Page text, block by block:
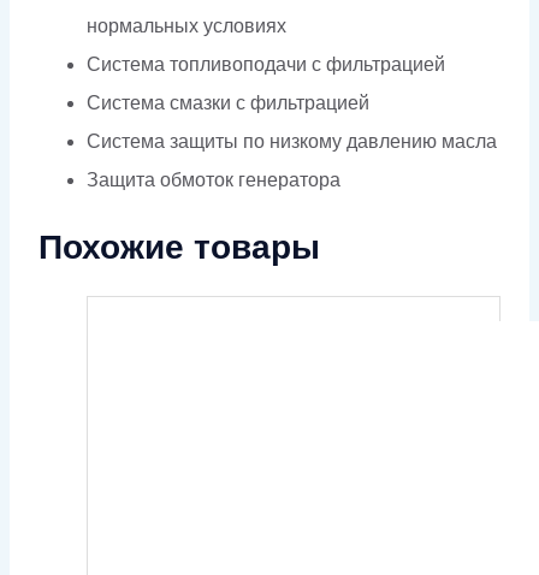
нормальных условиях
Система топливоподачи с фильтрацией
Система смазки с фильтрацией
Система защиты по низкому давлению масла
Защита обмоток генератора
Похожие товары